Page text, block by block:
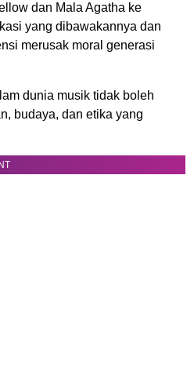
dan Mala Agatha ke
yang dibawakannya dan
merusak moral generasi
dunia musik tidak boleh
budaya, dan etika yang